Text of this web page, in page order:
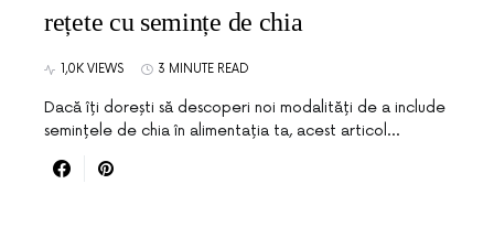
rețete cu semințe de chia
1,0K VIEWS 3 MINUTE READ
Dacă îți dorești să descoperi noi modalități de a include
semințele de chia în alimentația ta, acest articol…